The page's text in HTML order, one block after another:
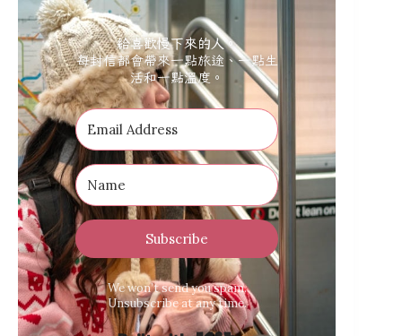
給喜歡慢下來的人。
每封信都會帶來一點旅途、一點生
活和一點溫度。
Subscribe
We won’t send you spam.
Unsubscribe at any time.